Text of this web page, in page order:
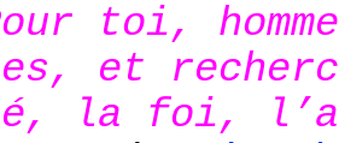
toi,
et
la foi,